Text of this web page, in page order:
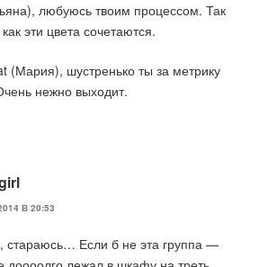
любуюсь твоим процессом. Так
эти цвета сочетаются.
(Мария), шустренько ты за метрику
нежно выходит.
В 20:53
стараюсь… Если б не эта группа —